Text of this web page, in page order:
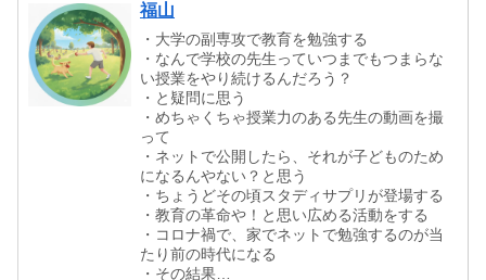
福山
・大学の副専攻で教育を勉強する
・なんで学校の先生っていつまでもつまらな
い授業をやり続けるんだろう？
・と疑問に思う
・めちゃくちゃ授業力のある先生の動画を撮
って
・ネットで公開したら、それが子どものため
になるんやない？と思う
・ちょうどその頃スタディサプリが登場する
・教育の革命や！と思い広める活動をする
・コロナ禍で、家でネットで勉強するのが当
たり前の時代になる
・その結果…